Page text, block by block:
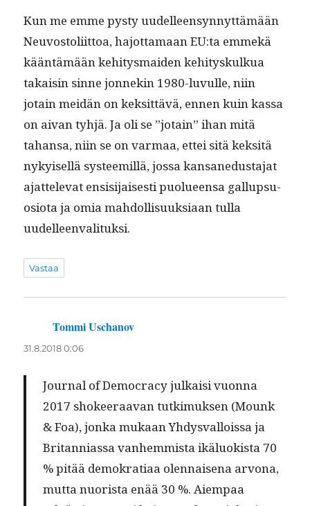
Kun me emme pysty uudelleen­syn­nyt­tämään
Neu­vos­toli­it­toa, hajot­ta­maan EU:ta emmekä
kään­tämään kehi­tys­maid­en kehi­tyskulkua
takaisin sinne jon­nekin 1980-luvulle, niin
jotain mei­dän on kek­sit­tävä, ennen kuin kas­sa
on aivan tyhjä. Ja oli se ”jotain” ihan mitä
tahansa, niin se on var­maa, ettei sitä kek­sitä
nykyisel­lä sys­teemil­lä, jos­sa kansane­dus­ta­jat
ajat­tel­e­vat ensisi­jais­es­ti puolueen­sa gallup­su­
o­sio­ta ja omia mah­dol­lisuuk­si­aan tul­la
uudelleenvalituksi.
Vastaa
Tommi Uschanov
31.8.2018 0:06
Jour­nal of Democ­ra­cy julka­isi vuon­na
2017 shokeer­aa­van tutkimuk­sen (Mounk
& Foa), jon­ka mukaan Yhdys­val­lois­sa ja
Bri­tan­ni­as­sa van­hem­mista ikälu­ok­ista 70
% pitää demokra­ti­aa olen­naise­na arvona,
mut­ta nuorista enää 30 %. Aiem­paa